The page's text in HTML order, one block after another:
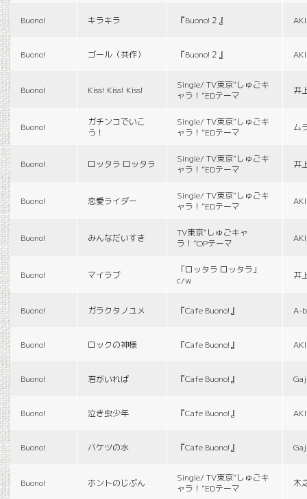
Buono! キラキラ 『Buono!２』
Buono! ゴール（共作） 『Buono!２』
Buono! Kiss! Kiss! Kiss!
Single/ TV東京“しゅごキ
ャラ！”EDテーマ
井
Buono!
ガチンコでいこ
う！
Single/ TV東京“しゅごキ
ャラ！”EDテーマ
ム
Buono! ロッタラ ロッタラ
Single/ TV東京“しゅごキ
ャラ！”EDテーマ
井
Buono! 恋愛ライダー
Single/ TV東京“しゅごキ
ャラ！”EDテーマ
Buono! みんなだいすき
TV東京“しゅごキャ
ラ！”OPテーマ
Buono! マイラブ
「ロッタラ ロッタラ」
c/w
井
Buono! ガラクタノユメ 『Cafe Buono!』 A-
Buono! ロックの神様 『Cafe Buono!』
Buono! 君がいれば 『Cafe Buono!』
Buono! 泣き虫少年 『Cafe Buono!』
Buono! バケツの水 『Cafe Buono!』
Buono! ホントのじぶん
Single/ TV東京“しゅごキ
ャラ！”EDテーマ
木